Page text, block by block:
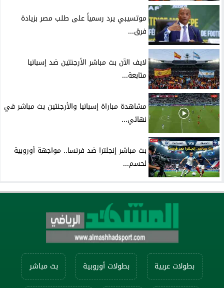
موتسيبي يرد رسمياً على طلب مصر بزيادة
فرق...
لايف الآن بث مباشر الأرجنتين ضد إسبانيا
متابعة...
مشاهدة مباراة إسبانيا والأرجنتين بث مباشر في
نهائي...
بث مباشر إنجلترا ضد فرنسا.. مواجهة أوروبية
لحسم...
بطولات عربية بطولات أوروبية بث مباشر